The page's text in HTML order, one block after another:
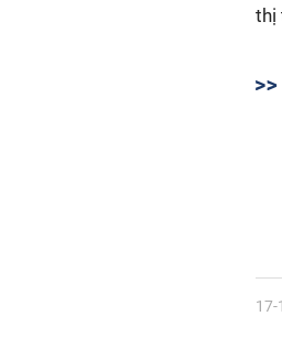
thị
17-